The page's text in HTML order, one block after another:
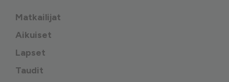
Matkailijat
Aikuiset
Lapset
Taudit